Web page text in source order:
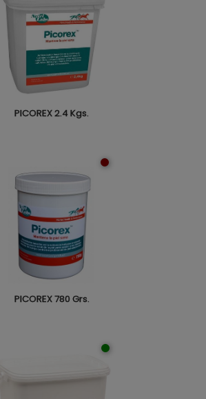
PICOREX 2.4 Kgs.
PICOREX 780 Grs.